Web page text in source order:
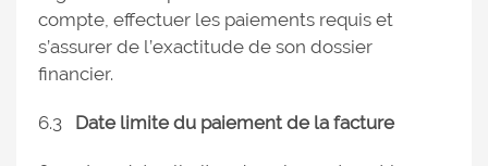
compte, effectuer les paiements requis et
s’assurer de l’exactitude de son dossier
financier.
6.3 Date limite du paiement de la facture